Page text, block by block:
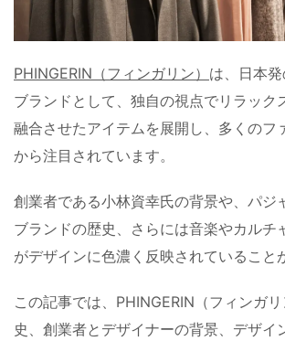
PHINGERIN（フィンガリン） は、日本
ブランドとして、独自の視点でリラック
融合させたアイテムを展開し、多くのフ
から注目されています。
創業者である小林資幸氏の背景や、パジ
ブランドの歴史、さらには音楽やカルチ
がデザインに色濃く反映されていること
この記事では、PHINGERIN（フィンガ
史、創業者とデザイナーの背景、デザイ